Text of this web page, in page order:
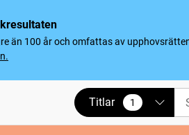
än 100 år och omfattas av
Titlar 1
vald